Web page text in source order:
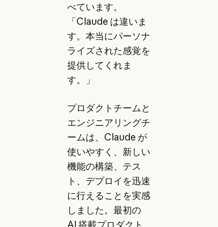
べています。
「Claude は違いま
す。本当にパーソナ
ライズされた感覚を
提供してくれま
す。」
プロダクトチームと
エンジニアリングチ
ームは、Claude が
使いやすく、新しい
機能の構築、テス
ト、デプロイを迅速
に行えることを実感
しました。最初の